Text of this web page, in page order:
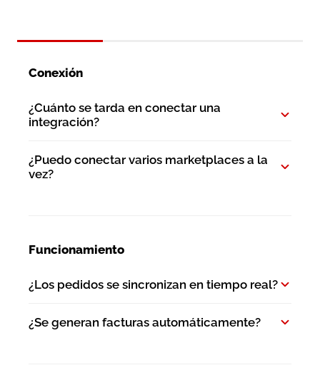
Conexión
¿Cuánto se tarda en conectar una
integración?
¿Puedo conectar varios marketplaces a la
vez?
Funcionamiento
¿Los pedidos se sincronizan en tiempo real?
¿Se generan facturas automáticamente?